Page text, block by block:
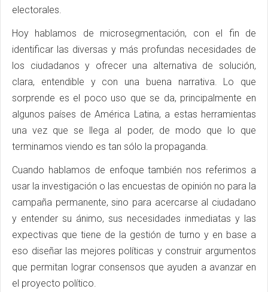
electorales.
Hoy hablamos de microsegmentación, con el fin de
identificar las diversas y más profundas necesidades de
los ciudadanos y ofrecer una alternativa de solución,
clara, entendible y con una buena narrativa. Lo que
sorprende es el poco uso que se da, principalmente en
algunos países de América Latina, a estas herramientas
una vez que se llega al poder, de modo que lo que
terminamos viendo es tan sólo la propaganda.
Cuando hablamos de enfoque también nos referimos a
usar la investigación o las encuestas de opinión no para la
campaña permanente, sino para acercarse al ciudadano
y entender su ánimo, sus necesidades inmediatas y las
expectivas que tiene de la gestión de turno y en base a
eso diseñar las mejores políticas y construir argumentos
que permitan lograr consensos que ayuden a avanzar en
el proyecto político.